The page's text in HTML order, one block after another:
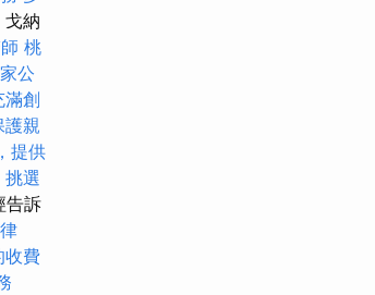
戈納
桃
公
滿創
護親
提供
挑選
告訴
收費